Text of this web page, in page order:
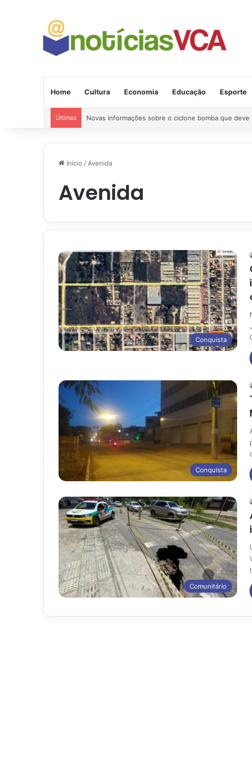
Home Cultura Economia Educação Esporte
Últimas Região: Briga com machado quase acaba em tragédia
Início / Avenida
Avenida
Conquista
Conquista
Comunitário